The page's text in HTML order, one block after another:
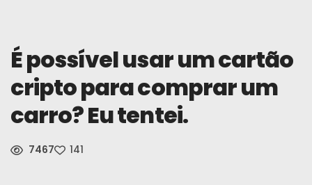
Inscrever-Se
Português
É possível usar um cartão
cripto para comprar um
carro? Eu tentei.
7467 141